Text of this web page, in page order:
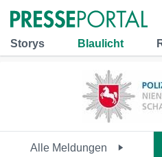
Storys Blaulicht
Alle Meldungen